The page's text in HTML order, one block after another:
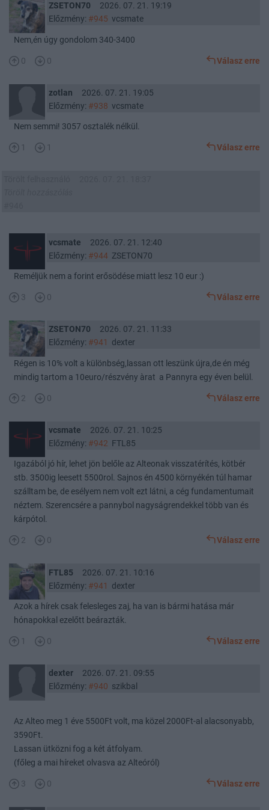
ZSETON70
2026. 07. 21. 19:19
Előzmény: #945 vcsmate
Nem,én úgy gondolom 340-3400
0 0 Válasz erre
zotlan
2026. 07. 21. 19:05
Előzmény: #938 vcsmate
Nem semmi! 3057 osztalék nélkül.
1 1 Válasz erre
vcsmate
2026. 07. 21. 12:40
Előzmény: #944ZSETON70
Reméljük nem a forint erősödése miatt lesz 10 eur :)
3 0 Válasz erre
ZSETON70
2026. 07. 21. 11:33
Előzmény: #941 dexter
Régen is 10% volt a különbség,lassan ott leszünk újra,de én még
mindig tartom a 10euro/részvény àrat a Pannyra egy éven belül.
2 0 Válasz erre
vcsmate
2026. 07. 21. 10:25
Előzmény: #942 FTL85
Igazából jó hír, lehet jön belőle az Alteonak visszatérítés, kötbér
stb. 3500ig leesett 5500rol. Sajnos én 4500 környékén túl hamar
szálltam be, de esélyem nem volt ezt látni, a cég fundamentumait
néztem. Szerencsére a pannybol nagyságrendekkel több van és
kárpótol.
2 0 Válasz erre
FTL85
2026. 07. 21. 10:16
Előzmény: #941 dexter
Azok a hírek csak felesleges zaj, ha van is bármi hatása már
hónapokkal ezelőtt beárazták.
1 0 Válasz erre
dexter
2026. 07. 21. 09:55
Előzmény: #940 szikbal
Az Alteo meg 1 éve 5500Ft volt, ma közel 2000Ft-al alacsonyabb,
3590Ft.
Lassan ütközni fog a két átfolyam.
(főleg a mai híreket olvasva az Alteóról)
3 0 Válasz erre